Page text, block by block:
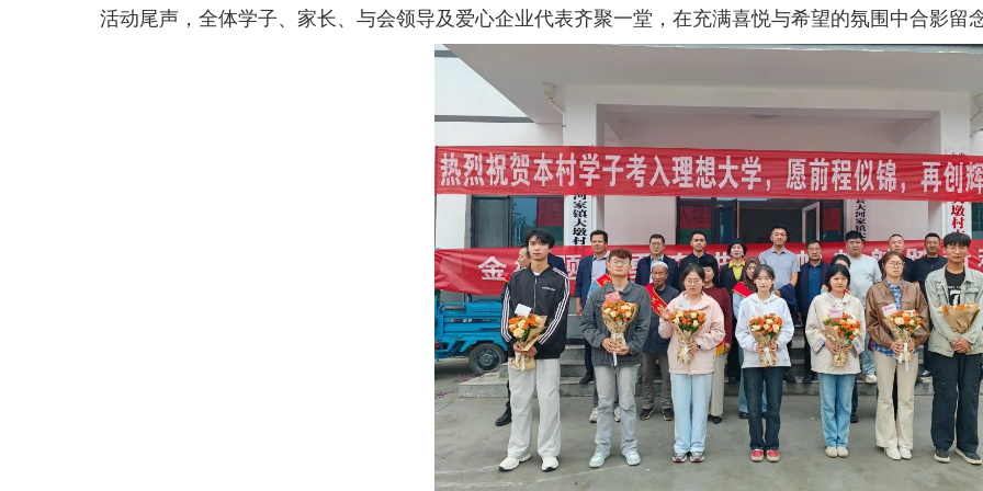
活动尾声，全体学子、家长、与会领导及爱心企业代表齐聚一堂，在充满喜悦与希望的氛围中合影留